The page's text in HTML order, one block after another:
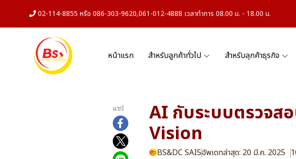
02-114-8855 หรือ 086-303-9620,061-012-4888 เวลาทำการ 08.00 น. - 18.00 น.
หน้าแรก สำหรับลูกค้าทั่วไป สำหรับลุกค้าธุรกิจ
แชร์ AI กับระบบตรวจ
Vision
BS&DC SAI5อัพเดทล่าสุด: 20 มี.ค. 2025